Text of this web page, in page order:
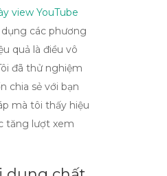
view YouTube
dụng các phương
quả là điều vô
đã thử nghiệm
chia sẻ với bạn
mà tôi thấy hiệu
tăng lượt xem